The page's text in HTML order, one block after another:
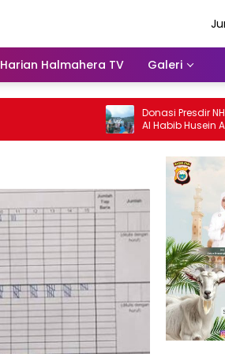
Harian Halmahera TV Galeri
Donasi Presdir NHM
Al Habib Husein Albaar